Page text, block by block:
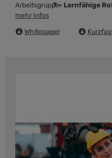
Arbeitsgruppe:7 – Lernfähige
mehr Infos
Whitepaper